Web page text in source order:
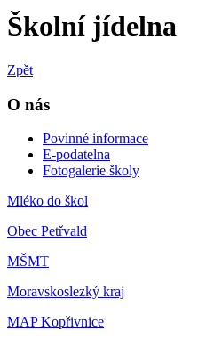
Školní jídelna
Zpět
O nás
Povinné informace
E-podatelna
Fotogalerie školy
Mléko do škol
Obec Petřvald
MŠMT
Moravskoslezký kraj
MAP Kopřivnice